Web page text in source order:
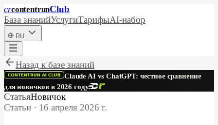
crcontentrunClub
База знанийУслугиТарифыAI-набор
RU
Назад к базе знаний
Claude AI vs ChatGPT: честное сравнение
для новичков в 2026 году
СтатьяНовичок
Статьи · 16 апреля 2026 г.